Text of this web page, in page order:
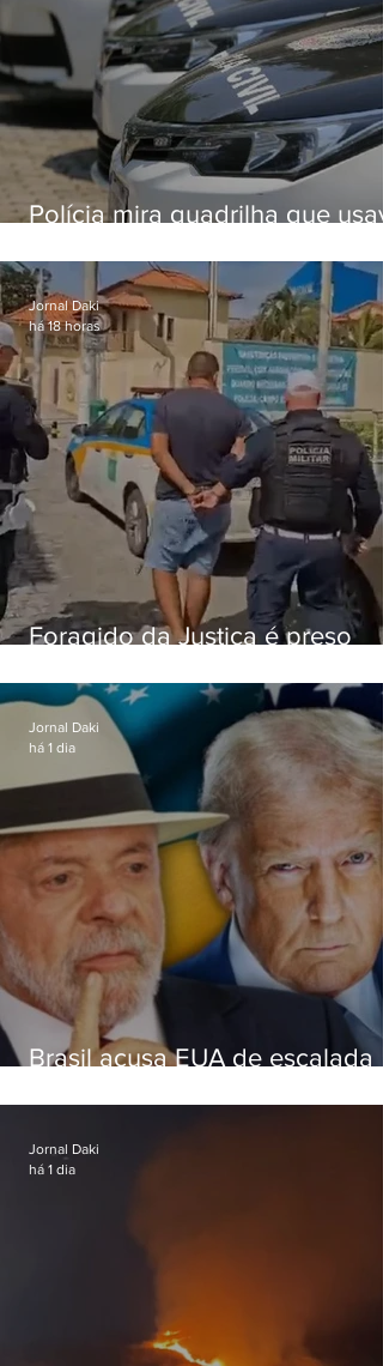
Polícia mira quadrilha que
o Comando Vermelho
Foragido da Justiça é preso
RJ-106, em Maricá
Jornal Daki
há 18 horas
Brasil acusa EUA de escalada
embaixadora
Jornal Daki
há 1 dia
Jornal Daki
há 1 dia